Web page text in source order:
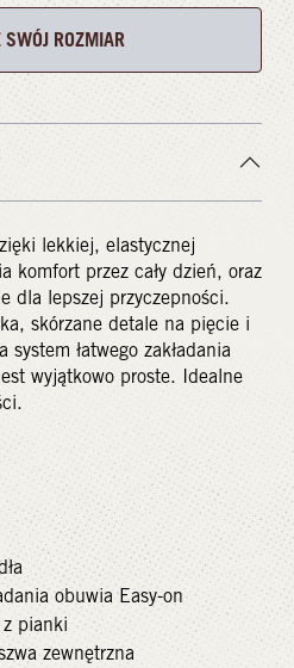
ROZMIAR
lekkiej, elastycznej
komfort przez cały dzień, oraz
dla lepszej przyczepności.
skórzane detale na pięcie i
łatwego zakładania
wyjątkowo proste. Idealne
obuwia Easy-on
z pianki
zewnętrzna